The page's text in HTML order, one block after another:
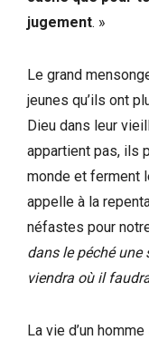
jugement. »
Le grand
jeunes qu’ils ont
Dieu dans leur
appartient pas, ils
monde et ferment
appelle à la
néfastes pour
dans le péché
viendra où il
La vie d’un